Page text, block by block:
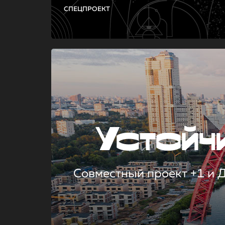
СПЕЦПРОЕКТ
Совместный проект +1 и